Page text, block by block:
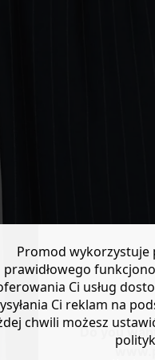
Do you
Promod wykorzystuje
prawidłowego
Ci usług
Ci reklam na
chwili możesz